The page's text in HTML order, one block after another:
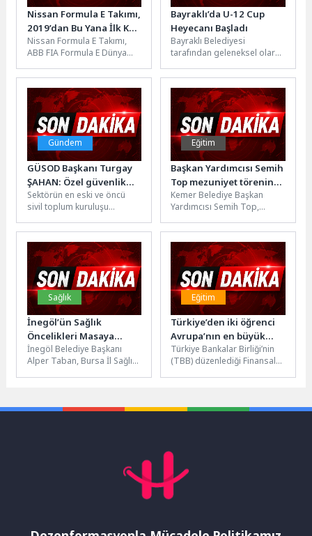
Nissan Formula E Takımı,
2019’dan Bu Yana İlk Kez
Sanya’ya Dönüyor
Nissan Formula E Takımı,
ABB FIA Formula E Dünya
kapsamında Çin’in Sanya...
Bayraklı’da U-12 Cup
Heyecanı Başladı
Bayraklı Belediyesi
tarafından geleneksel olarak
Turnuvası başladı. İzmir,
Aydın ve Manisa’dan...
Gündem
GÜSOD Başkanı Turgay
ŞAHAN: Özel güvenlik
hizmetlerinin meslek
olarak kabul görebilmesi
için özlük hakları
Sektörün en eski ve öncü
sivil toplum kuruluşu
Organizasyon Derneği
(GÜSOD) Başkanı Turgay...
Eğitim
Başkan Yardımcısı Semih
Top mezuniyet törenine
katıldı
Kemer Belediye Başkan
Yardımcısı Semih Top,
yıl sonu gösterileri ve
mezuniyet törenine
katıldı. Arslanbucak...
Sağlık
İnegöl’ün Sağlık
Öncelikleri Masaya
Yatırıldı
İnegöl Belediye Başkanı
Alper Taban, Bursa İl Sağlık
Eğitim
Türkiye’den iki öğrenci
Avrupa’nın en büyük
finansal okuryazarlık
yarışmasının finalinde
yer aldı
Türkiye Bankalar Birliği’nin
(TBB) düzenlediği Finansal
Avrupa...